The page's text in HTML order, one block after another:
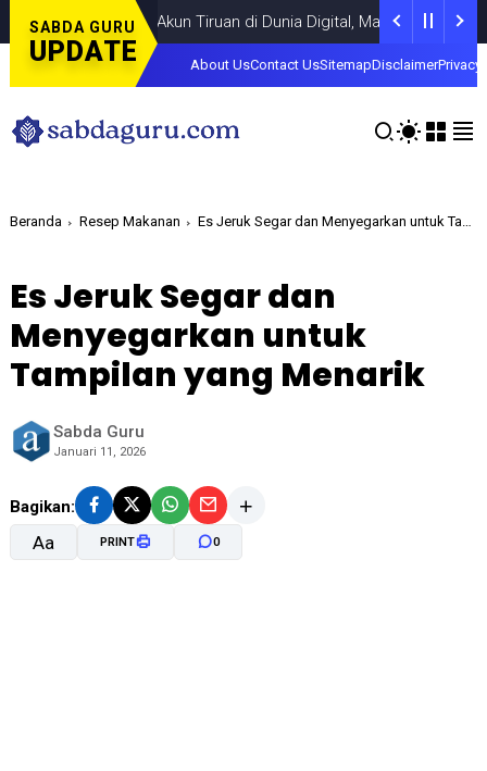
SABDA GURU
UPDATE
Tantangan Akun Tiruan di Dunia Digital, Marak Akun Tiruan,
About UsContact UsSitemapDisclaimerPrivacy
Beranda Resep Makanan Es Jeruk Segar dan Menyegarkan untuk Tampilan yang Menarik
Es Jeruk Segar dan
Menyegarkan untuk
Tampilan yang Menarik
Sabda Guru
Januari 11, 2026
Bagikan:
Aa PRINT 0